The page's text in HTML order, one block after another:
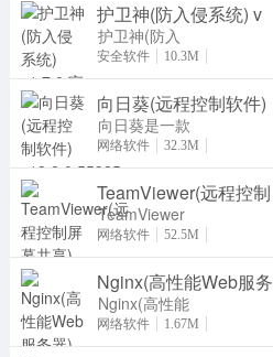
篡改的软件，
采用
护卫神(防入侵系统) v
护卫神(防入
侵系统)官方
器安全管理软
件，护
安全软件 10.3M
向日葵(远程控制软件)
向日葵是一款
专业实用的远
程控制软件。
向日葵远程控
制
网络软件 32.3M
TeamViewer(远程控制
TeamViewer
是一个在任何
代理的后台用
于远
网络软件 52.5M
Nginx(高性能Web服务
Nginx(高性能
Web服务器)
网络软件 1.67M